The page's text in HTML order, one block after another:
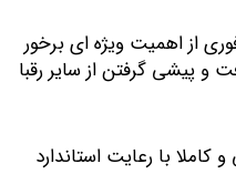
از اهمیت ویژه ای برخور
پیشی گرفتن از سایر رقبا
با رعایت استاندارد